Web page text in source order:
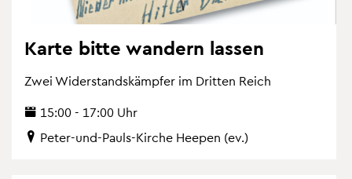
Karte bitte wan­dern las­sen
Zwei Wi­der­stands­kämp­fer im Drit­ten Reich
15:00 - 17:00 Uhr
Peter-und-Pauls-Kir­che Hee­pen (ev.)